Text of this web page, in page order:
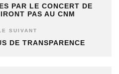
PAR LE CONCERT DE
PAS AU CNM
SUIVANT
DE TRANSPARENCE